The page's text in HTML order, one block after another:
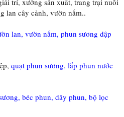
trí, xưởng sản xuất, trang trại nuôi
lan cây cảnh, vườn nấm..
lan, vườn nấm, phun sương dập
quạt phun sương, lắp phun nước
béc phun, dây phun, bộ lọc